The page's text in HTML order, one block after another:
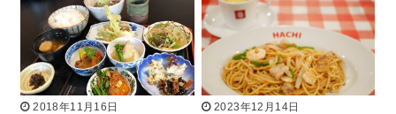
2018年11月16日
2023年12月14日